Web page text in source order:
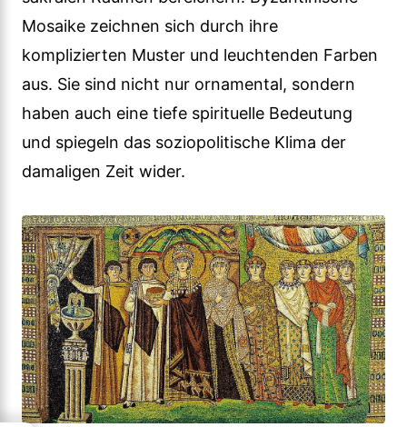
Mosaike zeichnen sich durch ihre
komplizierten Muster und leuchtenden Farben
aus. Sie sind nicht nur ornamental, sondern
haben auch eine tiefe spirituelle Bedeutung
und spiegeln das soziopolitische Klima der
damaligen Zeit wider.